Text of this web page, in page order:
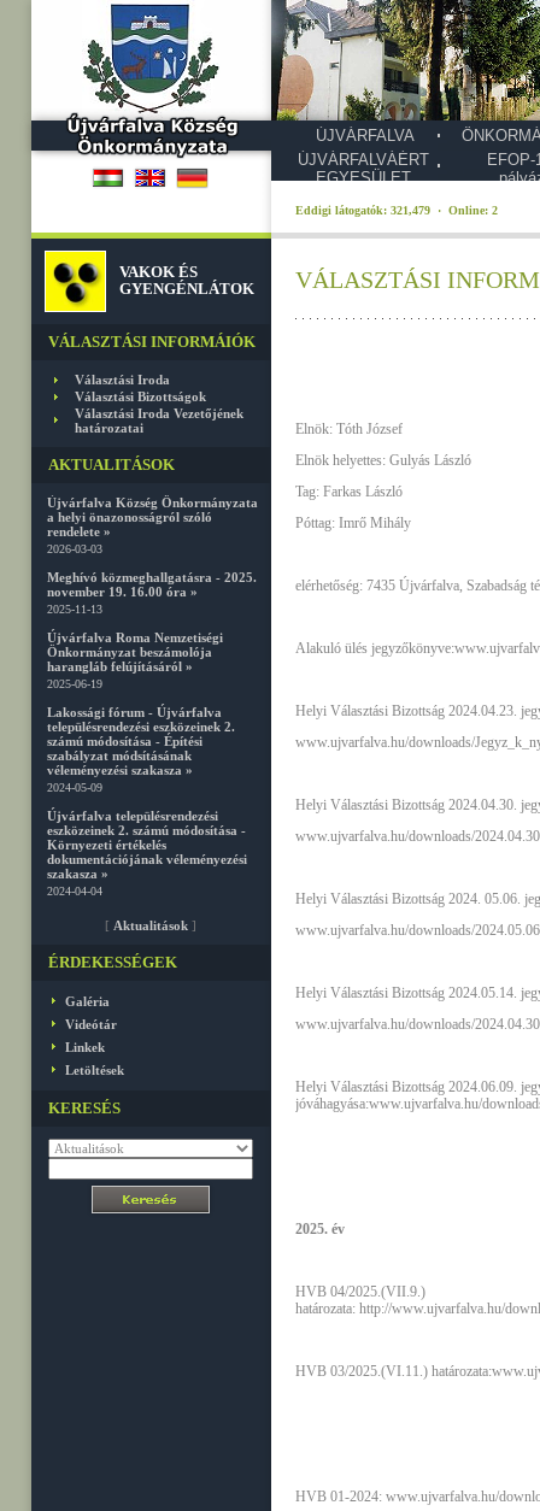
ÚJVÁRFALVA
ÚJVÁRFALVÁÉRT
EGYESÜLET
EFOP-
Eddigi látogatók: 321,479 · Online: 2
VAKOK ÉS
GYENGÉNLÁTOK
VÁLASZTÁSI INFORMÁIÓK
Választási Iroda
Választási Bizottságok
Választási Iroda Vezetőjének
határozatai
AKTUALITÁSOK
Újvárfalva Község Önkormányzata
a helyi önazonosságról szóló
rendelete »
2026-03-03
Meghívó közmeghallgatásra - 2025.
november 19. 16.00 óra »
2025-11-13
Újvárfalva Roma Nemzetiségi
Önkormányzat beszámolója
harangláb felújításáról »
2025-06-19
Lakossági fórum - Újvárfalva
településrendezési eszközeinek 2.
számú módosítása - Építési
szabályzat módsításának
véleményezési szakasza »
2024-05-09
Újvárfalva településrendezési
eszközeinek 2. számú módosítása -
Környezeti értékelés
dokumentációjának véleményezési
szakasza »
2024-04-04
[ Aktualitások ]
ÉRDEKESSÉGEK
Galéria
Videótár
Linkek
Letöltések
KERESÉS
VÁLASZTÁSI
Elnök: Tóth József
Elnök helyettes: Gulyás László
Tag: Farkas László
Póttag: Imrő Mihály
elérhetőség: 7435 Újvárfalva, Szabadság
Alakuló ülés jegyzőkönyve:
Helyi Választási Bizottság 2024.04.23.
www.ujvarfalva.hu/downloads/
Helyi Választási Bizottság 2024.04.30.
www.ujvarfalva.hu/downloads/
Helyi Választási Bizottság 2024. 05.06.
www.ujvarfalva.hu/downloads/
Helyi Választási Bizottság 2024.05.14.
www.ujvarfalva.hu/downloads/
Helyi Választási Bizottság 2024.06.09.
jóváhagyása:www.ujvarfalva.hu/
2025. év
HVB 04/2025.(VII.9.)
határozata: http://www.ujvarfalva.hu/
HVB 03/2025.(VI.11.) határozata:
HVB 01-2024: www.ujvarfalva.hu/